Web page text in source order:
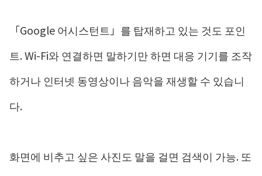
「Google 어시스턴트」를 탑재하고 있는 것도 포인
트. Wi-Fi와 연결하면 말하기만 하면 대응 기기를 조작
하거나 인터넷 동영상이나 음악을 재생할 수 있습니
다.
화면에 비추고 싶은 사진도 말을 걸면 검색이 가능. 또